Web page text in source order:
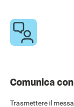
Comunica
Trasmettere il